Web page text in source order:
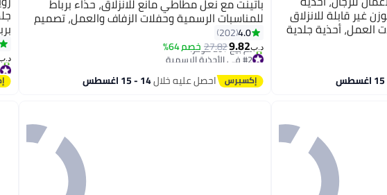
غير قابلة للانزلاق
العمل، أحذية جلدية
مناسبة للعريس،
باتينت مع نعل مطاطي مانع للانزلاق، حذاء برباط
للمناسبات الرسمية وحفلات الزفاف والعمل، تصميم
راق ومريح للقدمين باللون الأسود وبتصميم مدبب
4.0
202
د.ب‏9.82
27.82خصم 64%
#2 في الأحذية الرسمية
تم بيع +20 مؤخرًا
#2 في الأحذية الرسمية احصل عليه خلال14 - 15 اغسطس